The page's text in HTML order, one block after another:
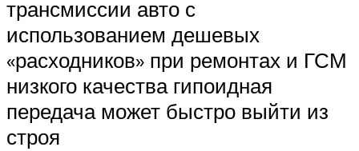
трансмиссии авто с
использованием дешевых
«расходников» при ремонтах и ГСМ
низкого качества гипоидная
передача может быстро выйти из
строя